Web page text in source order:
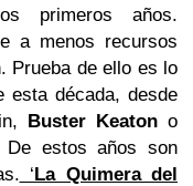
primeros años.
a menos recursos
Prueba de ello es lo
esta década, desde
Buster Keatono
De estos años son
‘La Quimera del